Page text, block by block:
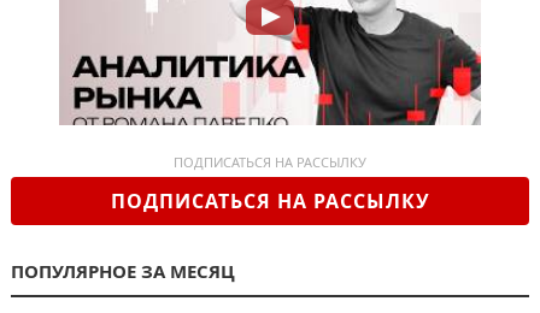
ПОДПИСАТЬСЯ НА РАССЫЛКУ
ПОДПИСАТЬСЯ НА РАССЫЛКУ
ПОПУЛЯРНОЕ ЗА МЕСЯЦ